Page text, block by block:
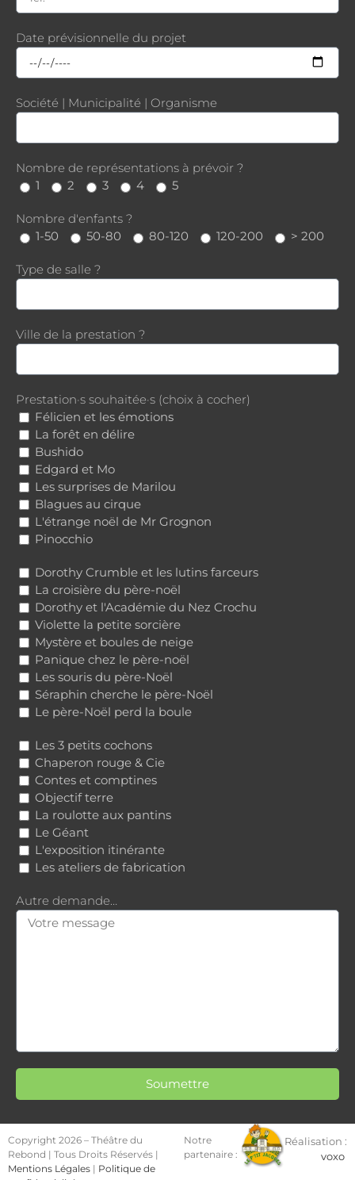
Date prévisionnelle du projet
Société | Municipalité | Organisme
Nombre de représentations à prévoir ?
1
2 3 4 5
Nombre d'enfants ?
1-50
50-80 80-120 120-200 > 200
Type de salle ?
Ville de la prestation ?
Prestation·s souhaitée·s (choix à cocher)
Félicien et les émotions
La forêt en délire
Bushido
Edgard et Mo
Les surprises de Marilou
Blagues au cirque
L'étrange noël de Mr Grognon
Pinocchio
Dorothy Crumble et les lutins farceurs
La croisière du père-noël
Dorothy et l'Académie du Nez Crochu
Violette la petite sorcière
Mystère et boules de neige
Panique chez le père-noël
Les souris du père-Noël
Séraphin cherche le père-Noël
Le père-Noël perd la boule
Les 3 petits cochons
Chaperon rouge & Cie
Contes et comptines
Objectif terre
La roulotte aux pantins
Le Géant
L'exposition itinérante
Les ateliers de fabrication
Autre demande…
Soumettre
Copyright 2026 – Théâtre du
Rebond | Tous Droits Réservés |
Mentions Légales | Politique de
Notre
partenaire :
Réalisation :
voxo